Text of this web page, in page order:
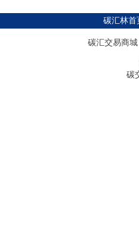
碳汇林首
碳汇交易商
碳